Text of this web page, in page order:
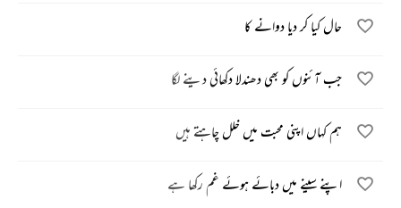
حال کیا کر دیا دوانے کا
جب آئنوں کو بھی دھندلا دکھائی دینے لگا
ہم کہاں اپنی محبت میں خلل چاہتے ہیں
اپنے سینے میں دبائے ہوئے غم رکھا ہے